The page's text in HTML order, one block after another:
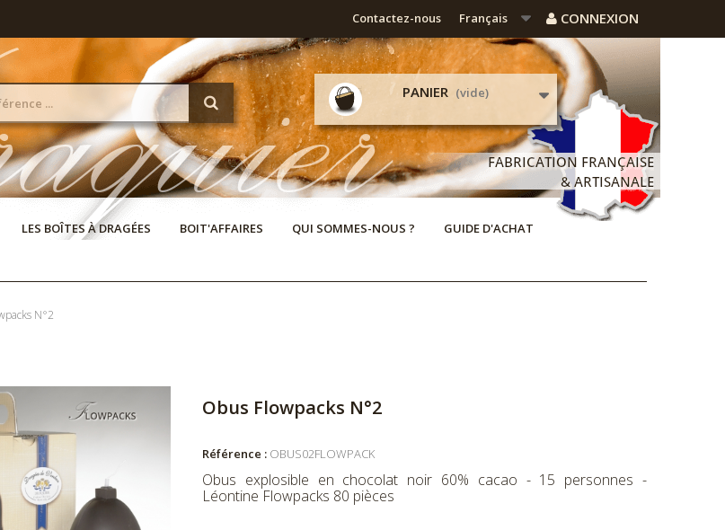
CONNEXION
Français
Contactez-nous
PANIER (vide)
LES BOÎTES À DRAGÉES BOIT'AFFAIRES QUI SOMMES-NOUS ? GUIDE D'ACHAT
N°2
Obus Flowpacks N°2
Référence : OBUS02FLOWPACK
Obus explosible en chocolat noir 60% cacao - 15 personnes -
Léontine Flowpacks 80 pièces